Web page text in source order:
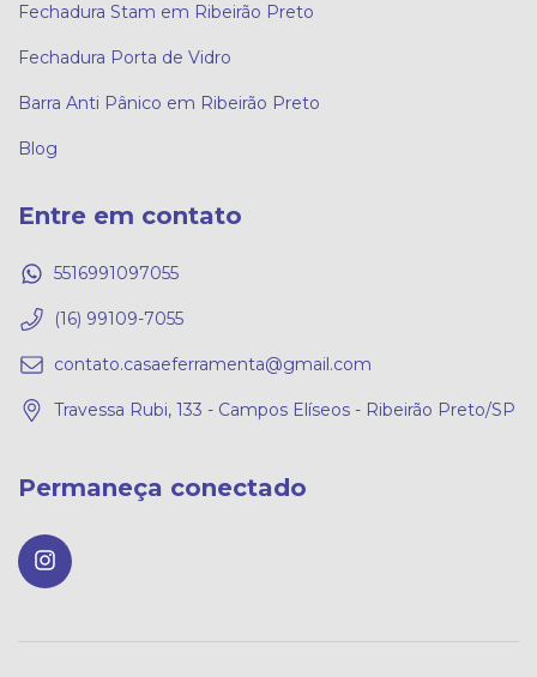
Fechadura Stam em Ribeirão Preto
Fechadura Porta de Vidro
Barra Anti Pânico em Ribeirão Preto
Blog
Entre em contato
5516991097055
(16) 99109-7055
contato.casaeferramenta@gmail.com
Travessa Rubi, 133 - Campos Elíseos - Ribeirão Preto/SP
Permaneça conectado